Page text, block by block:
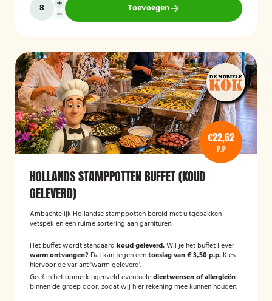
Toevoegen
€22,62
P.P
HOLLANDS STAMPPOTTEN BUFFET (KOUD
GELEVERD)
Ambachtelijk Hollandse stamppotten bereid met uitgebakken
vetspek en een ruime sortering aan garnituren.
Het buffet wordt standaard koud geleverd.Wil je het buffet liever
warm ontvangen? Dat kan tegen eentoeslag van € 3,50 p.p. Kies
hiervoor de variant 'warm geleverd'.
Geef in het opmerkingenveld eventueledieetwensen of allergieën
binnen de groep door, zodat wij hier rekening mee kunnen houden.